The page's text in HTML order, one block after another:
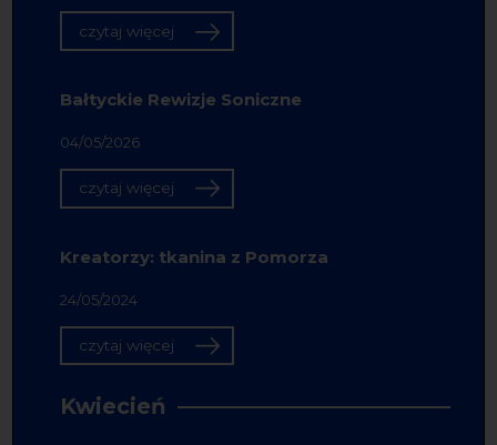
czytaj więcej
Bałtyckie Rewizje Soniczne
04/05/2026
czytaj więcej
Kreatorzy: tkanina z Pomorza
24/05/2024
czytaj więcej
Kwiecień